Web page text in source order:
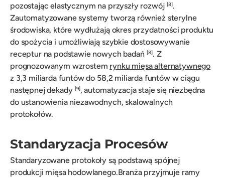
pozostając elastycznym na przyszły rozwój
[8] .
Zautomatyzowane systemy tworzą również sterylne
środowiska, które wydłużają okres przydatności produktu
do spożycia i umożliwiają szybkie dostosowywanie
receptur na podstawie nowych badań
[8] . Z
prognozowanym wzrostem rynku mięsa alternatywnego
z 3,3 miliarda funtów do 58,2 miliarda funtów w ciągu
następnej dekady
[9] , automatyzacja staje się niezbędna
do ustanowienia niezawodnych, skalowalnych
protokołów.
Standaryzacja Procesów
Standaryzowane protokoły są podstawą spójnej
produkcji mięsa hodowlanego.Branża przyjmuje ramy